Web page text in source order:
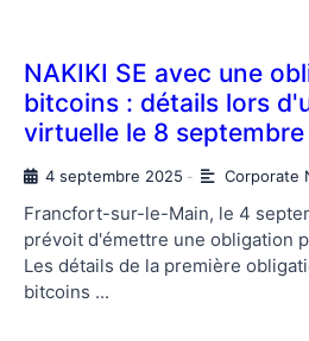
NAKIKI SE avec une
bitcoins : détails lors
virtuelle le 8
4 septembre 2025 - Corporate
Francfort-sur-le-Main, le 4
prévoit d'émettre une obligation
Les détails de la première
bitcoins ...